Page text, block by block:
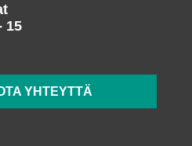
15
YHTEYTTÄ